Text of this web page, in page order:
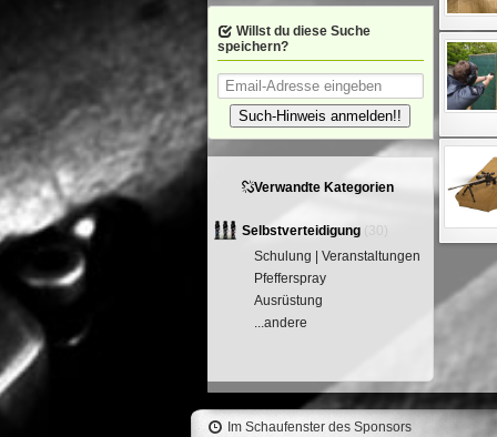
Willst du diese Suche
speichern?
Such-Hinweis anmelden!!
Verwandte Kategorien
Selbstverteidigung (30)
Schulung | Veranstaltungen
Pfefferspray
Ausrüstung
...andere
Im Schaufenster des Sponsors